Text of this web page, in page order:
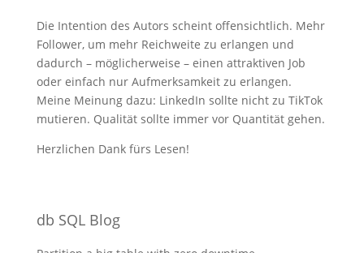
Die Intention des Autors scheint offensichtlich. Mehr
Follower, um mehr Reichweite zu erlangen und
dadurch – möglicherweise – einen attraktiven Job
oder einfach nur Aufmerksamkeit zu erlangen.
Meine Meinung dazu: LinkedIn sollte nicht zu TikTok
mutieren. Qualität sollte immer vor Quantität gehen.
Herzlichen Dank fürs Lesen!
db SQL Blog